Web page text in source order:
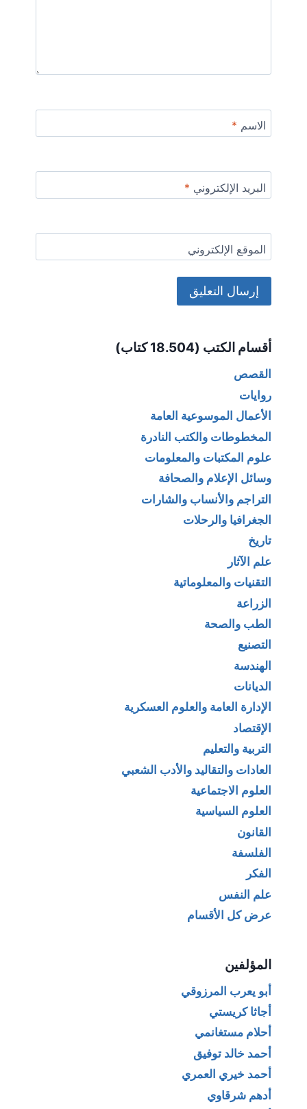
الاسم *
البريد الإلكتروني *
الموقع الإلكتروني
أقسام الكتب (18.504 كتاب)
القصص
روايات
الأعمال الموسوعية العامة
المخطوطات والكتب النادرة
علوم المكتبات والمعلومات
وسائل الإعلام والصحافة
التراجم والأنساب والشارات
الجغرافيا والرحلات
تاريخ
علم الآثار
التقنيات والمعلوماتية
الزراعة
الطب والصحة
التصنيع
الهندسة
الديانات
الإدارة العامة والعلوم العسكرية
الإقتصاد
التربية والتعليم
العادات والتقاليد والأدب الشعبي
العلوم الاجتماعية
العلوم السياسية
القانون
الفلسفة
الفكر
علم النفس
عرض كل الأقسام
المؤلفين
أبو يعرب المرزوقي
أجاثا كريستي
أحلام مستغانمي
أحمد خالد توفيق
أحمد خيري العمري
أدهم شرقاوي